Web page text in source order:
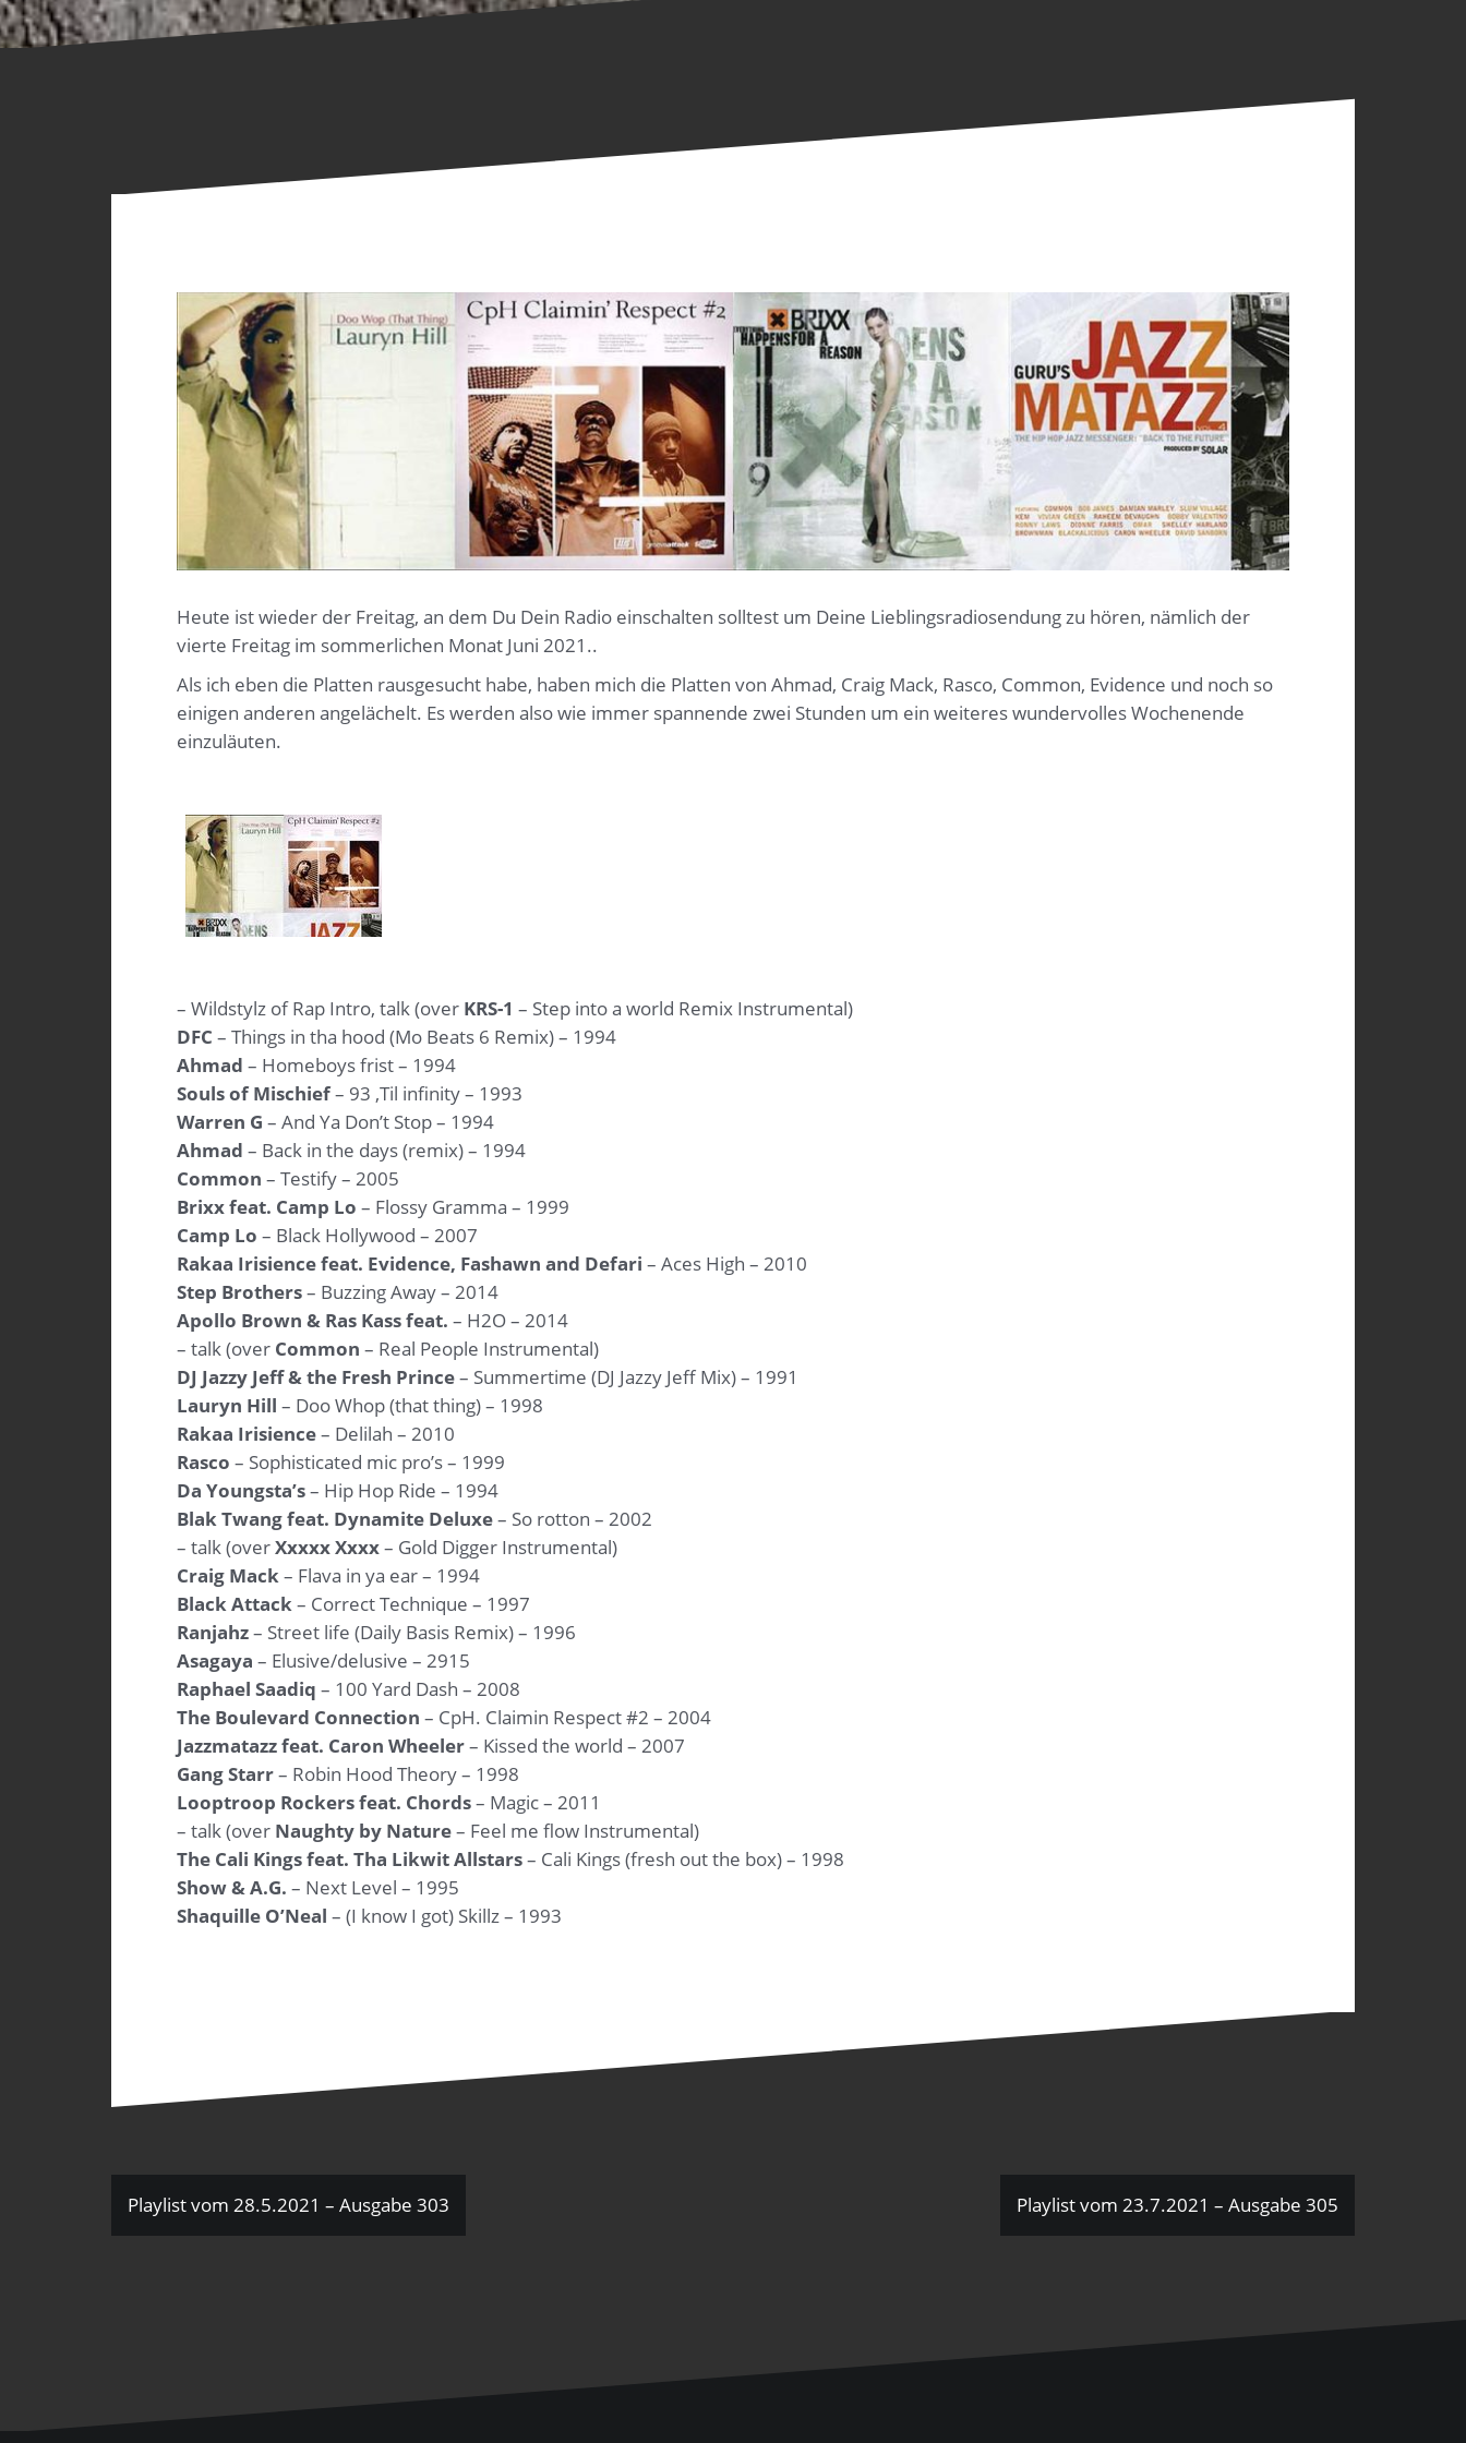
Heute ist wieder der Freitag, an dem Du Dein Radio einschalten solltest um Deine Lieblingsradiosendung zu hören, nämlich der
vierte Freitag im sommerlichen Monat Juni 2021..
Als ich eben die Platten rausgesucht habe, haben mich die Platten von Ahmad, Craig Mack, Rasco, Common, Evidence und noch so
einigen anderen angelächelt. Es werden also wie immer spannende zwei Stunden um ein weiteres wundervolles Wochenende
einzuläuten.
– Wildstylz of Rap Intro, talk (over KRS-1 – Step into a world Remix Instrumental)
DFC – Things in tha hood (Mo Beats 6 Remix) – 1994
Ahmad – Homeboys frist – 1994
Souls of Mischief– 93 ‚Til infinity – 1993
Warren G – And Ya Don’t Stop – 1994
Ahmad – Back in the days (remix) – 1994
Common – Testify – 2005
Brixx feat. Camp Lo – Flossy Gramma – 1999
Camp Lo – Black Hollywood – 2007
Rakaa Irisience feat. Evidence, Fashawn and Defari – Aces High – 2010
Step Brothers– Buzzing Away – 2014
Apollo Brown & Ras Kass feat. – H2O – 2014
– talk (over Common – Real People Instrumental)
DJ Jazzy Jeff & the Fresh Prince– Summertime (DJ Jazzy Jeff Mix) – 1991
Lauryn Hill – Doo Whop (that thing) – 1998
Rakaa Irisience– Delilah – 2010
Rasco – Sophisticated mic pro’s – 1999
Da Youngsta’s– Hip Hop Ride – 1994
Blak Twang feat. Dynamite Deluxe– So rotton – 2002
– talk (overXxxxx Xxxx– Gold Digger Instrumental)
Craig Mack– Flava in ya ear – 1994
Black Attack– Correct Technique – 1997
Ranjahz– Street life (Daily Basis Remix) – 1996
Asagaya – Elusive/delusive – 2915
Raphael Saadiq – 100 Yard Dash – 2008
The Boulevard Connection – CpH. Claimin Respect #2 – 2004
Jazzmatazz feat. Caron Wheeler– Kissed the world – 2007
Gang Starr– Robin Hood Theory – 1998
Looptroop Rockers feat. Chords– Magic – 2011
– talk (over Naughty by Nature– Feel me flow Instrumental)
The Cali Kings feat. Tha Likwit Allstars– Cali Kings (fresh out the box) – 1998
Show & A.G. – Next Level – 1995
Shaquille O’Neal – (I know I got) Skillz – 1993
Beitragsnavigation
Playlist vom 28.5.2021 – Ausgabe 303 Playlist vom 23.7.2021 – Ausgabe 305